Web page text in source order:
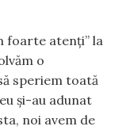
foarte atenți” la
o
speriem toată
și-au adunat
noi avem de